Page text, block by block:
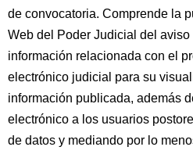
de convocatoria. Comprende la
Web del Poder Judicial del
información relacionada con el
electrónico judicial para su
información publicada, además
electrónico a los usuarios
de datos y mediando por lo